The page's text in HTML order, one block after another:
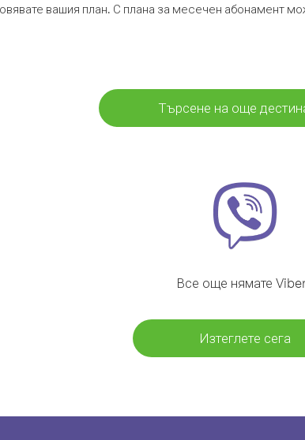
вашия план. С плана за месечен абонамент
Търсене на още
Все още нямате
Изтеглете сега